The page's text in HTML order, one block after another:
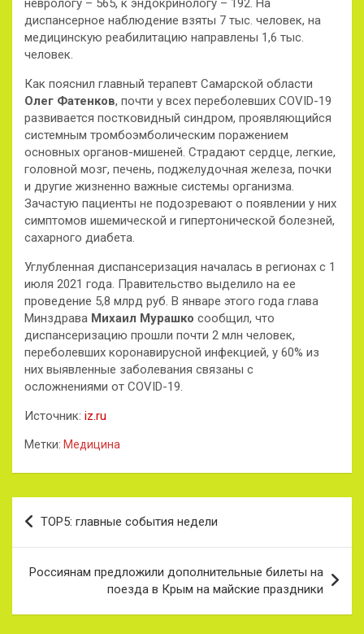
неврологу – 565, к эндокринологу – 192. На
диспансерное наблюдение взяты 7 тыс. человек, на
медицинскую реабилитацию направлены 1,6 тыс.
человек.
Как пояснил главный терапевт Самарской области
Олег Фатенков, почти у всех переболевших COVID-19
развивается постковидный синдром, проявляющийся
системным тромбоэмболическим поражением
основных органов-мишеней. Страдают сердце, легкие,
головной мозг, печень, поджелудочная железа, почки
и другие жизненно важные системы организма.
Зачастую пациенты не подозревают о появлении у них
симптомов ишемической и гипертонической болезней,
сахарного диабета.
Углубленная диспансеризация началась в регионах с 1
июля 2021 года. Правительство выделило на ее
проведение 5,8 млрд руб. В январе этого года глава
Минздрава Михаил Мурашко сообщил, что
диспансеризацию прошли почти 2 млн человек,
переболевших коронавирусной инфекцией, у 60% из
них выявленные заболевания связаны с
осложнениями от COVID-19.
Источник: iz.ru
Метки: Медицина
Навигация
по
записям
TOP5: главные события недели
Россиянам предложили дополнительные билеты на
поезда в Крым на майские праздники